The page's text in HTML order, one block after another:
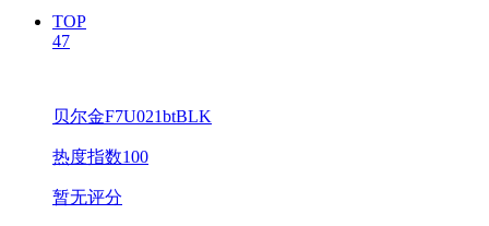
TOP
47
贝尔金F7U021btBLK
热度指数100
暂无评分